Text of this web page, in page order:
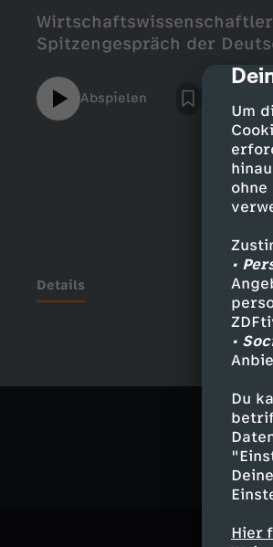
Um
•
•
Du
Hier
Spitzengespräch der
Abspielen
Details